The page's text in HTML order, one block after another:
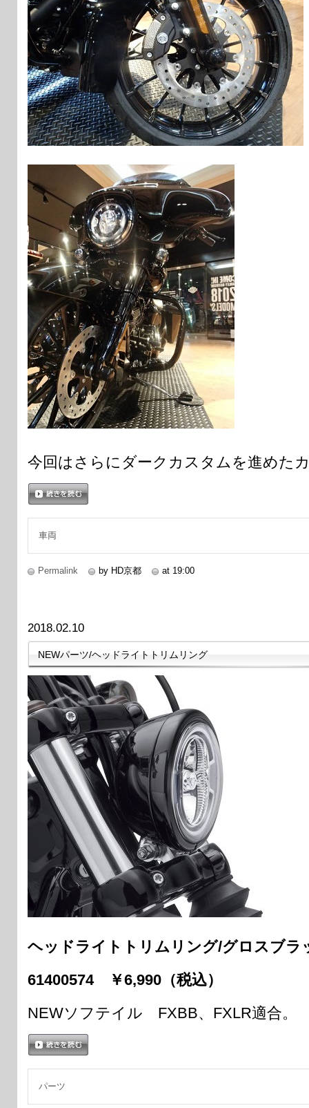
今回はさらにダークカスタムを進めた
車両
Permalink by HD京都 at 19:00
2018.02.10
NEWパーツ/ヘッドライトトリムリング
ヘッドライトトリムリング/グロスブラ
61400574 ￥6,990（税込）
NEWソフテイル FXBB、FXLR適合。
パーツ